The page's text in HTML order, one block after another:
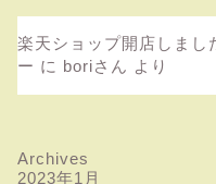
楽天ショップ開店しまし
ー に boriさん より
Archives
2023年1月